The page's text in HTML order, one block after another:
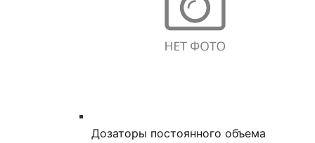
Дозаторы постоянного объема